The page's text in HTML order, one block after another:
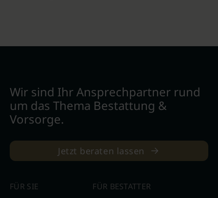
Wir sind Ihr Ansprechpartner rund
um das Thema Bestattung &
Vorsorge.
Jetzt beraten lassen
FÜR SIE
FÜR BESTATTER